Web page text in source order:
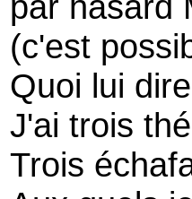
(c'est
Quoi lui
J'ai trois
Trois